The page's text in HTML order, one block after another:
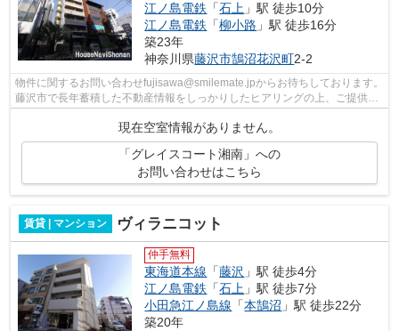
江ノ島電鉄 「石上 」駅 徒歩10分
江ノ島電鉄 「柳小路 」駅 徒歩16分
築23年
神奈川県藤沢市鵠沼花沢町2-2
物件に関するお問い合わせfujisawa@smilemate.jpからお待ちしております。
藤沢市で長年蓄積した不動産情報をしっかりしたヒアリングの上、ご提供し
現在空室情報がありません。
「グレイスコート湘南」への
お問い合わせはこちら
賃貸 | マンション ヴィラニコット
仲手無料
東海道本線 「藤沢 」駅 徒歩4分
江ノ島電鉄 「石上 」駅 徒歩7分
小田急江ノ島線 「本鵠沼 」駅 徒歩22分
築20年